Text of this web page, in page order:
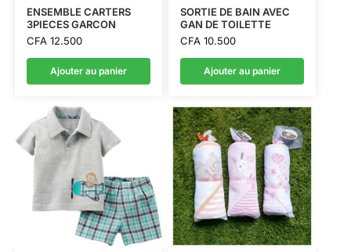
ENSEMBLE CARTERS
3PIECES GARCON
CFA12.500
Ajouter au panier
SORTIE DE BAIN AVEC
GAN DE TOILETTE
CFA10.500
Ajouter au panier